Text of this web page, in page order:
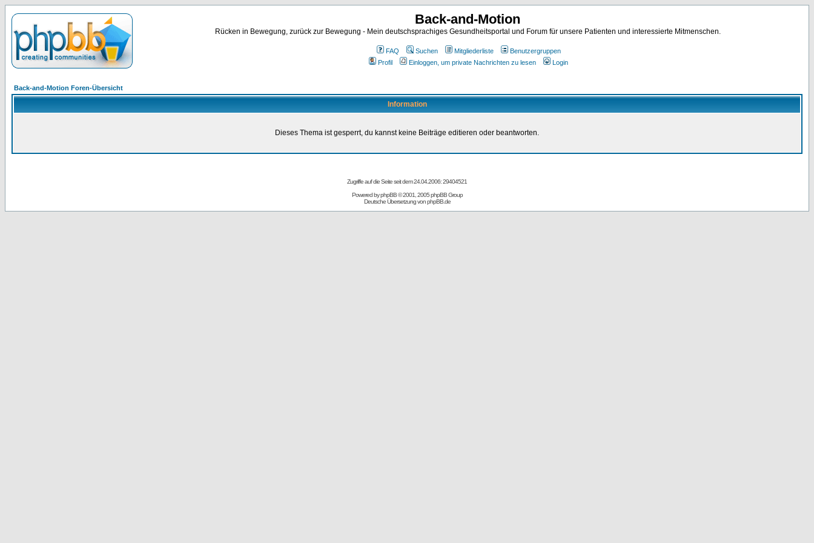
Back-and-Motion
Rücken in Bewegung, zurück zur Bewegung - Mein deutschsprachiges Gesundheitsportal und Forum für unsere Patienten und interessierte Mitmenschen.
FAQ Suchen Mitgliederliste
Benutzergruppen
Profil
Einloggen, um private Nachrichten zu lesen Login
Back-and-Motion Foren-Übersicht
Information
Dieses Thema ist gesperrt, du kannst keine Beiträge editieren oder beantworten.
Zugriffe auf die Seite seit dem 24.04.2006: 29404521
Powered byphpBB© 2001, 2005 phpBB Group
Deutsche Übersetzung vonphpBB.de